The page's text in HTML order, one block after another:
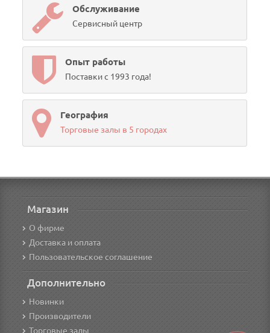
Обслуживание
Сервисный центр
Опыт работы
Поставки с 1993 года!
География
Торговые залы в 5 городах
Магазин
О фирме
Доставка и оплата
Пользовательское соглашение
Дополнительно
Новинки
Производители
Торговые залы